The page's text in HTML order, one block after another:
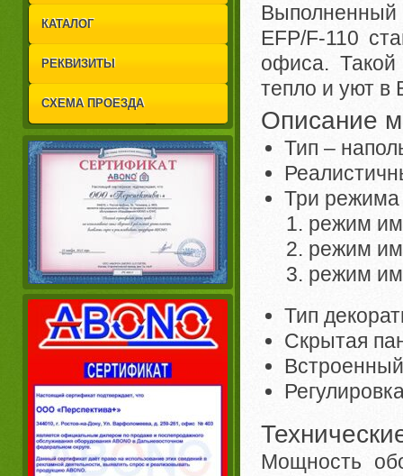
КАТАЛОГ
РЕКВИЗИТЫ
СХЕМА ПРОЕЗДА
Выполненный
EFP/F-110
офиса.
тепло и уют
Описание
Тип –
Три
режим
режим
режим
Тип
Скрытая
Мощность